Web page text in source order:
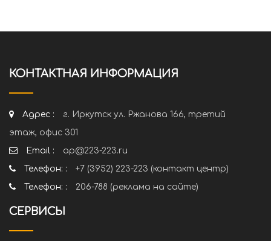
КОНТАКТНАЯ ИНФОРМАЦИЯ
Адрес :
г. Иркутск ул. Ржанова 166, третий
этаж, офис 301
Email :
ap@223-223.ru
Телефон: :
+7 (3952) 223-223 (контакт центр)
Телефон: :
206-788 (реклама на сайте)
СЕРВИСЫ